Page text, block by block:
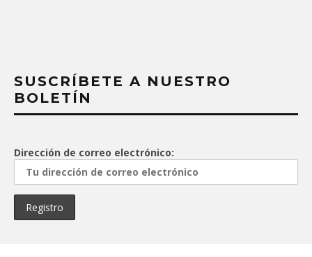
SUSCRÍBETE A NUESTRO
BOLETÍN
Dirección de correo electrónico: